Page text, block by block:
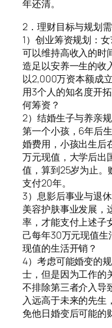
年还清。
2．理财目标与规划
1）创业筹资规划：
可以维持高收入的时
造足以安养一生的收
以2,000万资本额成
用3个人的知名度开
何筹资？
2）结婚生子与养亲
第一个小孩，6年后
婚费用，小孩出生后
万元现值，大学后出
值，算到25岁为止。
支付20年。
3）息影后事业与退
美容护肤事业发展，
率，才能支付上述子
己每年30万元现值
现值的生活开销？
4）考虑可能婚变的
士，但是因为工作的
不排除第三者介入导
入远高于未来的先生
免他日婚变后可能的